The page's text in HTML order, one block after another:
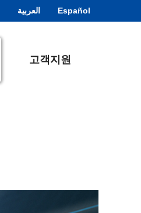
العربية Español
고객지원